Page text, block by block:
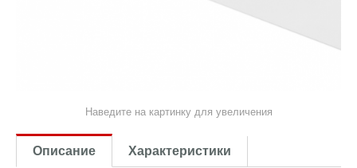
Наведите на картинку для увеличения
Описание Характеристики